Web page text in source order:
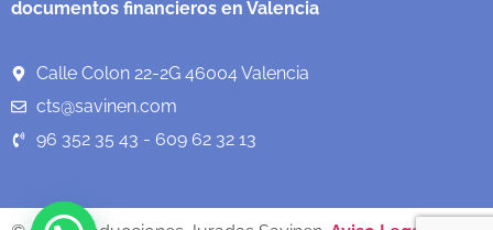
documentos financieros en Valencia
Calle Colon 22-2G 46004 Valencia
cts@savinen.com
96 352 35 43 - 609 62 32 13